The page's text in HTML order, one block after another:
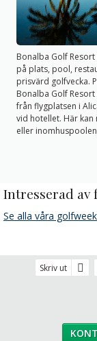
Bonalba Golf
på plats, pool,
prisvärd golfvecka.
Bonalba Golf
från flygplatsen i
vid hotellet. Här kan
eller
Intresserad av
Se alla våra
Skriv ut